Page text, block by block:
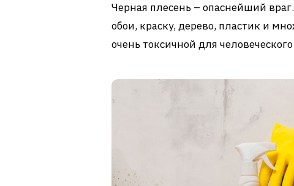
Черная плесень – опаснейший
обои, краску, дерево, пластик и
очень токсичной для